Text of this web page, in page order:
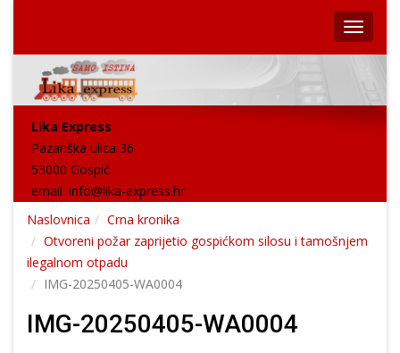
Lika Express
Pazariška ulica 36
53000 Gospić
email: info@lika-express.hr
Naslovnica
Crna kronika
Otvoreni požar zaprijetio gospićkom silosu i tamošnjem
ilegalnom otpadu
IMG-20250405-WA0004
IMG-20250405-WA0004